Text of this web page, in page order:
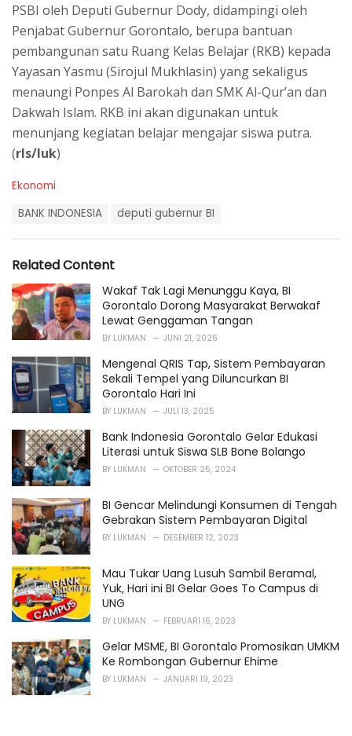
PSBI oleh Deputi Gubernur Dody, didampingi oleh
Penjabat Gubernur Gorontalo, berupa bantuan
pembangunan satu Ruang Kelas Belajar (RKB) kepada
Yayasan Yasmu (Sirojul Mukhlasin) yang sekaligus
menaungi Ponpes Al Barokah dan SMK Al-Qur’an dan
Dakwah Islam. RKB ini akan digunakan untuk
menunjang kegiatan belajar mengajar siswa putra.
(rls/luk)
C
r
i
e
s
:
Ekonomi
:
BANK INDONESIA deputi gubernur BI
Related Content
Wakaf Tak Lagi Menunggu Kaya, BI
Gorontalo Dorong Masyarakat Berwakaf
Lewat Genggaman Tangan
BY LUKMAN JUNI 21, 2026
Mengenal QRIS Tap, Sistem Pembayaran
Sekali Tempel yang Diluncurkan BI
Gorontalo Hari Ini
BY LUKMAN JULI 13, 2025
Bank Indonesia Gorontalo Gelar Edukasi
Literasi untuk Siswa SLB Bone Bolango
BY LUKMAN OKTOBER 25, 2024
BI Gencar Melindungi Konsumen di Tengah
Gebrakan Sistem Pembayaran Digital
BY LUKMAN DESEMBER 12, 2023
Mau Tukar Uang Lusuh Sambil Beramal,
Yuk, Hari ini BI Gelar Goes To Campus di
UNG
BY LUKMAN FEBRUARI 16, 2023
Gelar MSME, BI Gorontalo Promosikan UMKM
Ke Rombongan Gubernur Ehime
BY LUKMAN JANUARI 19, 2023